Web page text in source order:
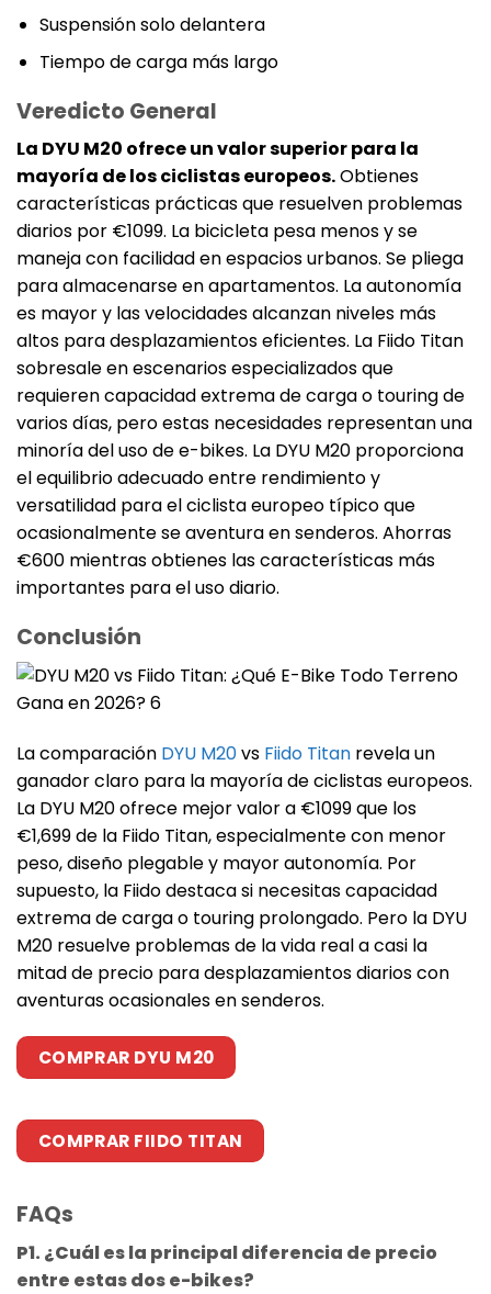
Suspensión solo delantera
Tiempo de carga más largo
Veredicto General
La DYU M20 ofrece un valor superior para la
mayoría de los ciclistas europeos.Obtienes
características prácticas que resuelven problemas
diarios por €1099. La bicicleta pesa menos y se
maneja con facilidad en espacios urbanos. Se pliega
para almacenarse en apartamentos. La autonomía
es mayor y las velocidades alcanzan niveles más
altos para desplazamientos eficientes. La Fiido Titan
sobresale en escenarios especializados que
requieren capacidad extrema de carga o touring de
varios días, pero estas necesidades representan una
minoría del uso de e-bikes. La DYU M20 proporciona
el equilibrio adecuado entre rendimiento y
versatilidad para el ciclista europeo típico que
ocasionalmente se aventura en senderos. Ahorras
€600 mientras obtienes las características más
importantes para el uso diario.
Conclusión
La comparación DYU M20vs Fiido Titan revela un
ganador claro para la mayoría de ciclistas europeos.
La DYU M20 ofrece mejor valor a €1099 que los
€1,699 de la Fiido Titan, especialmente con menor
peso, diseño plegable y mayor autonomía. Por
supuesto, la Fiido destaca si necesitas capacidad
extrema de carga o touring prolongado. Pero la DYU
M20 resuelve problemas de la vida real a casi la
mitad de precio para desplazamientos diarios con
aventuras ocasionales en senderos.
COMPRAR DYU M20
COMPRAR FIIDO TITAN
FAQs
P1. ¿Cuál es la principal diferencia de precio
entre estas dos e-bikes?